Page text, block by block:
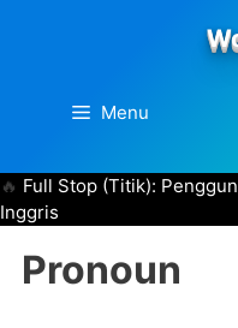
Menu
Full Stop (Titik):
Inggris
Pronoun